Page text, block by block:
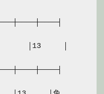
　　　│13　　　│